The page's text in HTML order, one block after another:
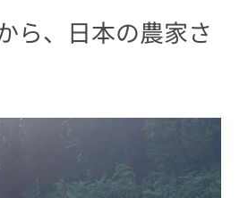
ら、日本の農家さ